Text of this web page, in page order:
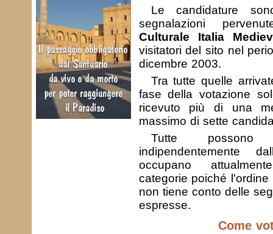
Le candidature
segnalazioni
Culturale Italia
visitatori del sito nel
dicembre 2003.
Tra tutte quelle
fase della votazione
ricevuto più di una
massimo di sette
Tutte possono
indipendentemente
occupano
categorie poiché
non tiene conto delle
espresse.
Come